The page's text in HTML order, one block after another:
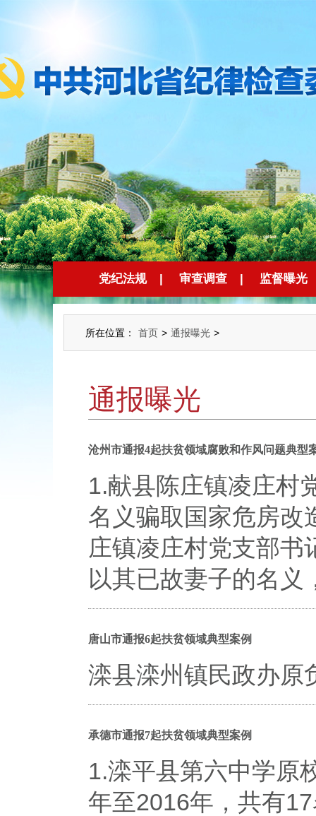
党纪法规 | 审查调查 | 监督曝光
所在位置： 首页 > 通报曝光 >
通报曝光
沧州市通报4起扶贫领域腐败和作风问题典型
1.献县陈庄镇凌庄村
名义骗取国家危房改
庄镇凌庄村党支部书
以其已故妻子的名义
唐山市通报6起扶贫领域典型案例
滦县滦州镇民政办原
承德市通报7起扶贫领域典型案例
1.滦平县第六中学原
年至2016年，共有